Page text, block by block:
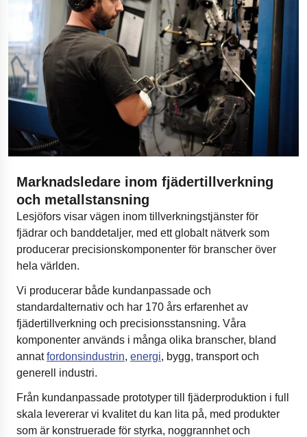
Marknadsledare inom fjädertillverkning
och metallstansning
Lesjöfors visar vägen inom tillverkningstjänster för
fjädrar och banddetaljer, med ett globalt nätverk som
producerar precisionskomponenter för branscher över
hela världen.
Vi producerar både kundanpassade och
standardalternativ och har 170 års erfarenhet av
fjädertillverkning och precisionsstansning. Våra
komponenter används i många olika branscher, bland
annatfordonsindustrin, energi, bygg, transport och
generell industri.
Från kundanpassade prototyper till fjäderproduktion i full
skala levererar vi kvalitet du kan lita på, med produkter
som är konstruerade för styrka, noggrannhet och